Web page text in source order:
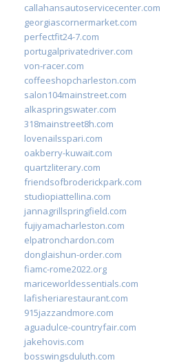
callahansautoservicecenter.com
georgiascornermarket.com
perfectfit24-7.com
portugalprivatedriver.com
von-racer.com
coffeeshopcharleston.com
salon104mainstreet.com
alkaspringswater.com
318mainstreet8h.com
lovenailsspari.com
oakberry-kuwait.com
quartzliterary.com
friendsofbroderickpark.com
studiopiattellina.com
jannagrillspringfield.com
fujiyamacharleston.com
elpatronchardon.com
donglaishun-order.com
fiamc-rome2022.org
mariceworldessentials.com
lafisheriarestaurant.com
915jazzandmore.com
aguadulce-countryfair.com
jakehovis.com
bosswingsduluth.com